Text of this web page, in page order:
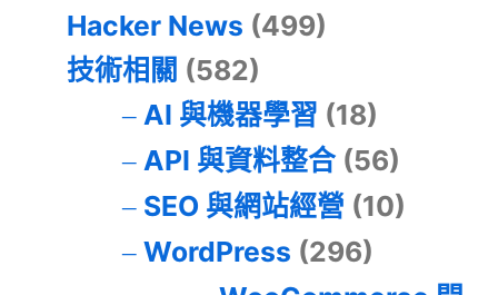
Hacker News (499)
技術相關 (582)
AI 與機器學習 (18)
API 與資料整合(56)
SEO 與網站經營 (10)
WordPress (296)